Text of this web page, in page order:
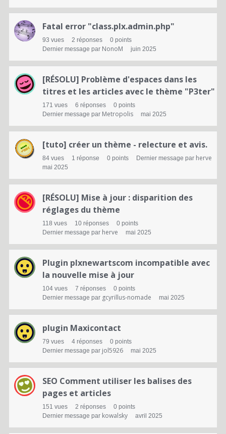
Fatal error "class.plx.admin.php"
93 vues 2 réponses 0 points
Dernier message par NonoM juin 2025
[RÉSOLU] Problème d'espaces dans les
titres et les articles avec le thème "P3ter"
171 vues 6 réponses 0 points
Dernier message par Metropolis mai 2025
[tuto] créer un thème - relecture et avis.
84 vues 1 réponse 0 points Dernier message par herve
mai 2025
[RÉSOLU] Mise à jour : disparition des
réglages du thème
118 vues 10 réponses 0 points
Dernier message par herve mai 2025
Plugin plxnewartscom incompatible avec
la nouvelle mise à jour
104 vues 7 réponses 0 points
Dernier message par gcyrillus-nomade mai 2025
plugin Maxicontact
79 vues 4 réponses 0 points
Dernier message par jol5926 mai 2025
SEO Comment utiliser les balises des
pages et articles
151 vues 2 réponses 0 points
Dernier message par kowalsky avril 2025